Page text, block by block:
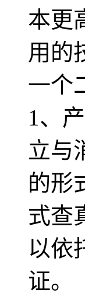
本更
用的
一个
1、
立与
的形
式查
以依
证。